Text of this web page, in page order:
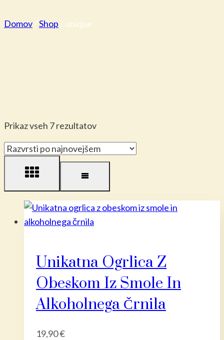
Domov/Shop / unique
Prikaz vseh 7 rezultatovRazvrščeno
datumu
Unikatna Ogrlica Z
Obeskom Iz Smole In
Alkoholnega Črnila
19,90€